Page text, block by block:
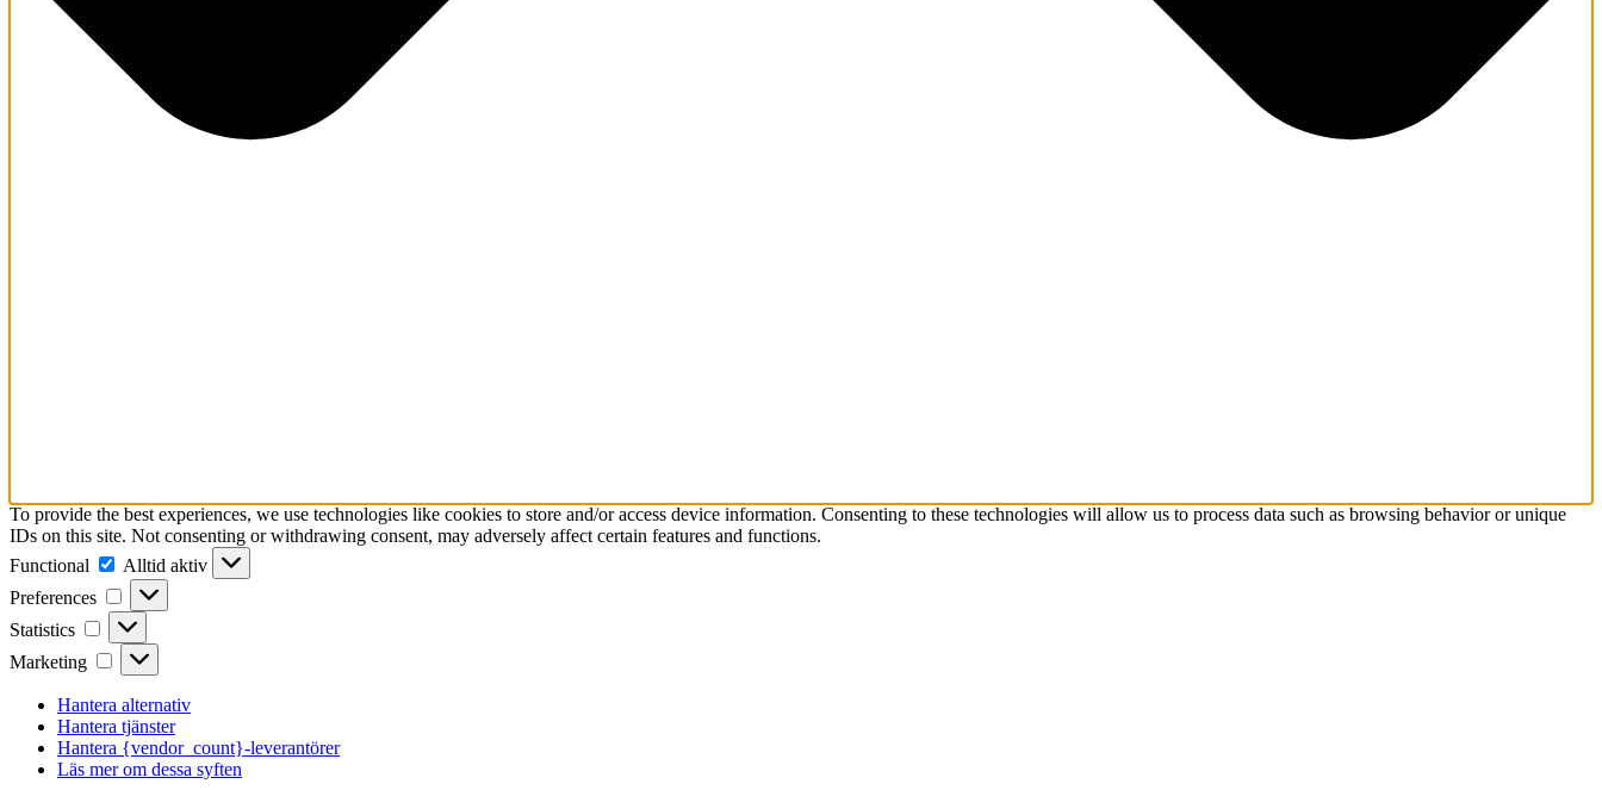
To provide the best experiences, we use technologies like cookies to store and/or access device information. Consenting to these technologies will allow us to process data such as browsing behavior or unique
IDs on this site. Not consenting or withdrawing consent, may adversely affect certain features and functions.
Functional
Functional
Alltid aktiv
Preferences
Preferences
Statistics Statistics
Marketing Marketing
Hantera alternativ
Hantera tjänster
Hantera {vendor_count}-leverantörer
Läs mer om dessa syften